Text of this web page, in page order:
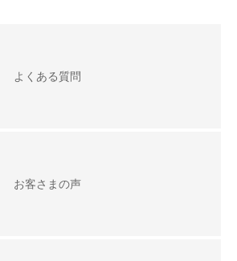
よくある質問
お客さまの声